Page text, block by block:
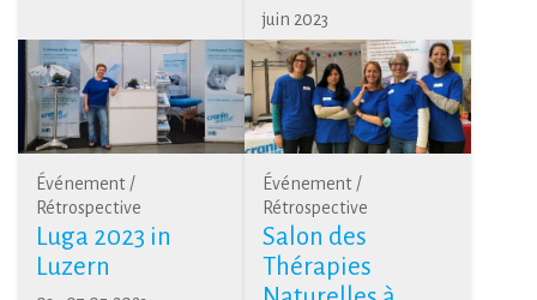
juin 2023
Événement /
Rétrospective
Luga 2023 in
Luzern
Événement /
Rétrospective
Salon des
Thérapies